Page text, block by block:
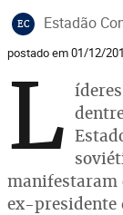
EC Estadão
postado em 01/12/
L
manifestaram
ex-presidente